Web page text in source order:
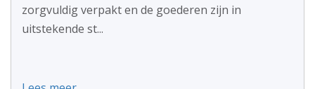
zorgvuldig verpakt en de goederen zijn in
uitstekende st...